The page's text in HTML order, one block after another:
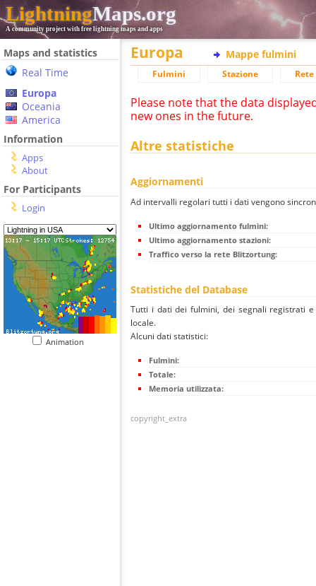
LightningMaps.org
A community project with free lightning maps and apps
Maps and statistics
Real Time
Europa
Oceania
America
Information
Apps
About
For Participants
Login
Animation
Europa Mappe fulmini
Fulmini Stazione
Please note that the data
new ones in the future.
Altre statistiche
Aggiornamenti
Ad intervalli regolari tutti i dati vengono
Ultimo aggiornamento fulmini:
Ultimo aggiornamento stazioni:
Traffico verso la rete Blitzortung:
Statistiche del Database
Tutti i dati dei fulmini, dei segnali registrati
locale.
Alcuni dati statistici:
Fulmini:
Totale:
Memoria utilizzata:
copyright_extra